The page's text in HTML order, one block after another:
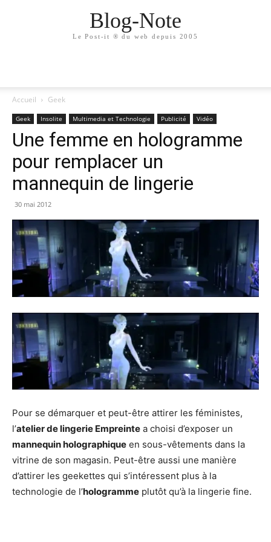
Blog-Note
Le Post-it ® du web depuis 2005
Accueil Geek
Geek Insolite Multimedia et Technologie Publicité Vidéo
Une femme en hologramme
pour remplacer un
mannequin de lingerie
30 mai 2012
Pour se démarquer et peut-être attirer les féministes,
l’atelier de lingerie Empreinte a choisi d’exposer un
mannequin holographique en sous-vêtements dans la
vitrine de son magasin. Peut-être aussi une manière
d’attirer les geekettes qui s’intéressent plus à la
technologie de l’hologramme plutôt qu’à la lingerie fine.